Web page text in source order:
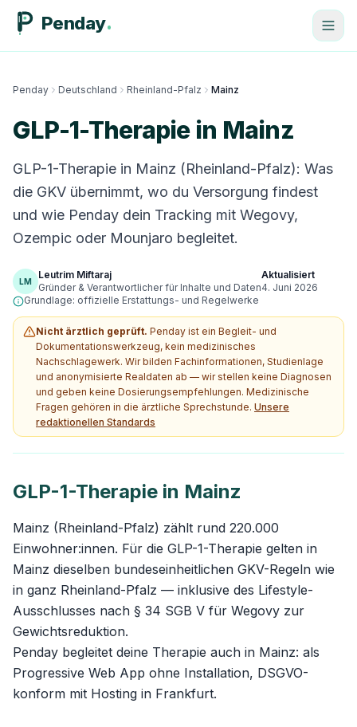
Penday
Penday Deutschland Rheinland-Pfalz Mainz
GLP-1-Therapie in Mainz
GLP-1-Therapie in Mainz (Rheinland-Pfalz): Was
die GKV übernimmt, wo du Versorgung findest
und wie Penday dein Tracking mit Wegovy,
Ozempic oder Mounjaro begleitet.
LM
Leutrim Miftaraj
Gründer & Verantwortlicher für Inhalte und Daten
Aktualisiert
4. Juni 2026
Grundlage: offizielle Erstattungs- und Regelwerke
Nicht ärztlich geprüft. Penday ist ein Begleit- und
Dokumentationswerkzeug, kein medizinisches
Nachschlagewerk. Wir bilden Fachinformationen, Studienlage
und anonymisierte Realdaten ab — wir stellen keine Diagnosen
und geben keine Dosierungsempfehlungen. Medizinische
Fragen gehören in die ärztliche Sprechstunde. Unsere
redaktionellen Standards
GLP-1-Therapie in Mainz
Mainz (Rheinland-Pfalz) zählt rund 220.000
Einwohner:innen. Für die GLP-1-Therapie gelten in
Mainz dieselben bundeseinheitlichen GKV-Regeln wie
in ganz Rheinland-Pfalz — inklusive des Lifestyle-
Ausschlusses nach § 34 SGB V für Wegovy zur
Gewichtsreduktion.
Penday begleitet deine Therapie auch in Mainz: als
Progressive Web App ohne Installation, DSGVO-
konform mit Hosting in Frankfurt.